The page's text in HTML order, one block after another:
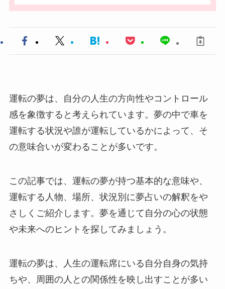
運転の夢は、自分の人生の方向性やコントロール
感を象徴すると考えられています。夢の中で車を
運転する状況や誰が運転しているかによって、そ
の意味合いが変わることが多いです。
この記事では、運転の夢が持つ基本的な意味や、
運転する人物、場所、状況別に夢占いの解釈をや
さしくご紹介します。夢を通じて自分の心の状態
や未来へのヒントを探してみましょう。
運転の夢は、人生の運転席にいる自分自身の気持
ちや、周囲の人との関係性を映し出すことが多い